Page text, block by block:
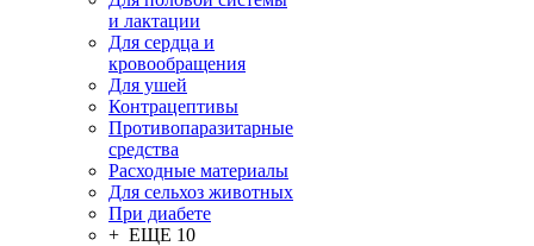
и лактации
Для сердца и
кровообращения
Для ушей
Контрацептивы
Противопаразитарные
средства
Расходные материалы
Для сельхоз животных
При диабете
+ ЕЩЕ 10